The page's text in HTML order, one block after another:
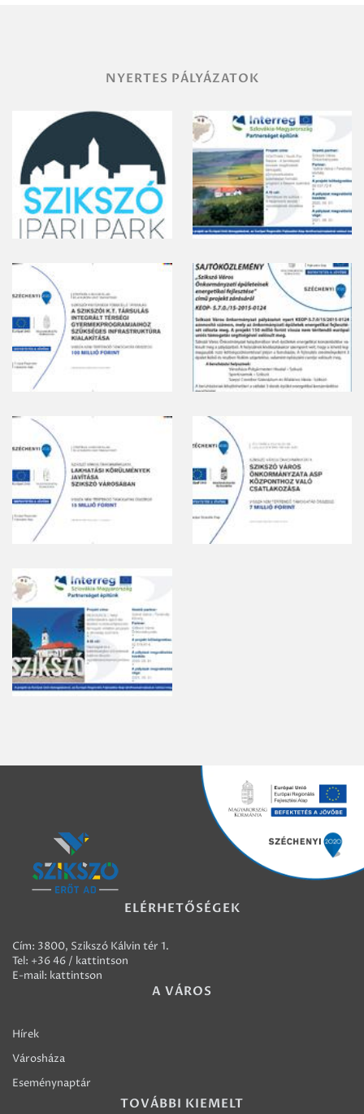
NYERTES PÁLYÁZATOK
ELÉRHETŐSÉGEK
Cím: 3800, Szikszó Kálvin tér 1.
Tel: +36 46 / kattintson
E-mail: kattintson
A VÁROS
Hírek
Városháza
Eseménynaptár
TOVÁBBI KIEMELT